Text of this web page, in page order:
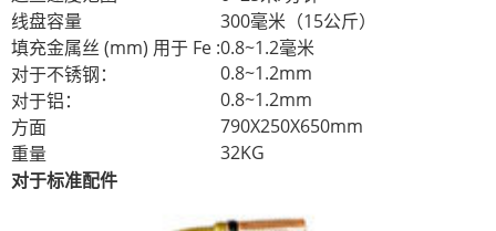
线盘容量
300毫米（15公斤）
填充金属丝 (mm) 用于 Fe :0.8~1.2毫米
对于不锈钢：
0.8~1.2mm
对于铝：
0.8~1.2mm
方面
790X250X650mm
重量
32KG
对于标准配件